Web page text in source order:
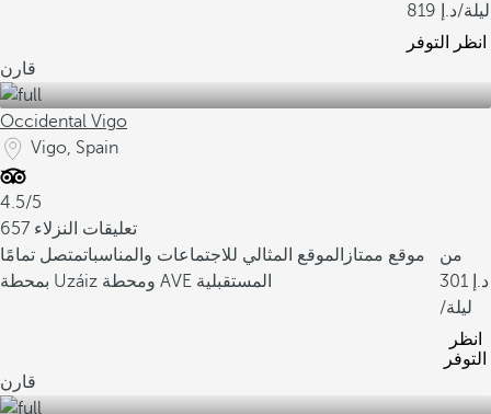
819
/ليلة
انظر التوفر
قارن
Occidental Vigo
Vigo, Spain
4.5/5
657 تعليقات النزلاء
موقع ممتاز الموقع المثالي للاجتماعات والمناسباتمتصل تمامًا
بمحطة Uzáiz ومحطة AVE المستقبلية
من
301
/ليلة
انظر
التوفر
قارن